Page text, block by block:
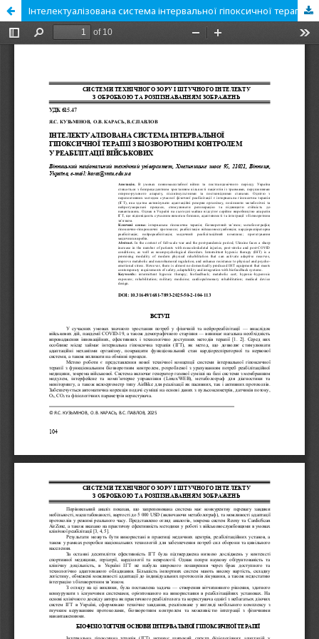
Інтелектуалізована система інтервальної гіпоксичної терапії з біозворотним контролем у реабілітації військових